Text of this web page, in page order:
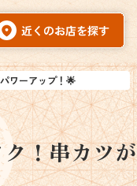
ク！串カツ
ワーアップ！🌟